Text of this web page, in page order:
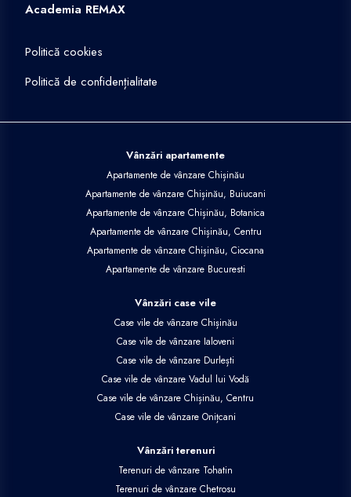
Academia REMAX
Politică cookies
Politică de confidențialitate
Vânzări apartamente
Apartamente de vânzare Chișinău
Apartamente de vânzare Chișinău, Buiucani
Apartamente de vânzare Chișinău, Botanica
Apartamente de vânzare Chișinău, Centru
Apartamente de vânzare Chișinău, Ciocana
Apartamente de vânzare Bucuresti
Vânzări case vile
Case vile de vânzare Chișinău
Case vile de vânzare Ialoveni
Case vile de vânzare Durlești
Case vile de vânzare Vadul lui Vodă
Case vile de vânzare Chișinău, Centru
Case vile de vânzare Onițcani
Vânzări terenuri
Terenuri de vânzare Tohatin
Terenuri de vânzare Chetrosu